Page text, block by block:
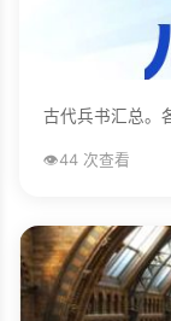
古代兵书汇总。
👁️44 次查看